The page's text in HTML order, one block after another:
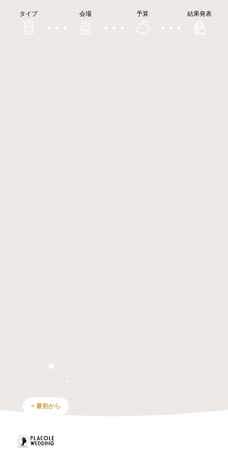
タイプ 会場 予算 結果発表
< 最初から